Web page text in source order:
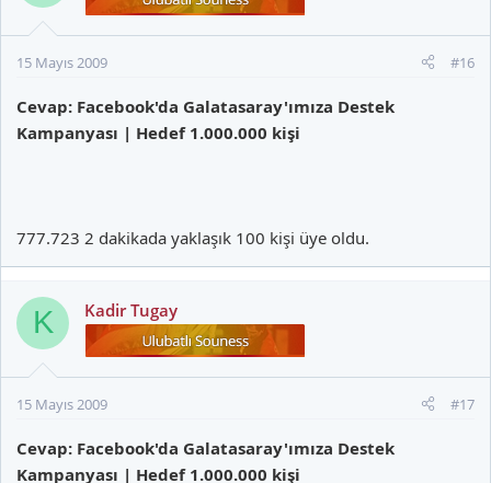
15 Mayıs 2009 #16
Cevap: Facebook'da Galatasaray'ımıza Destek
Kampanyası | Hedef 1.000.000 kişi
777.723 2 dakikada yaklaşık 100 kişi üye oldu.
K Kadir Tugay
15 Mayıs 2009 #17
Cevap: Facebook'da Galatasaray'ımıza Destek
Kampanyası | Hedef 1.000.000 kişi